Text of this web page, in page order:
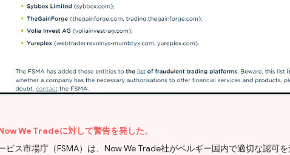
We Tradeに対して警告を発した。
ビス市場庁（FSMA）は、Now We Trade社がベルギー国内で適切な認可